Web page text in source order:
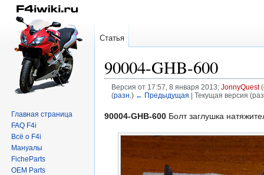
90004-GHB-600
Версия от 17:57, 8 января 2013; JonnyQuest (
(разн. ) ← Предыдущая | Текущая версия
Перейти
Перейти
90004-GHB-600 Болт заглушка
Статья
Главная страница
FAQ F4i
Всё о F4i
Мануалы
FicheParts
OEM Parts